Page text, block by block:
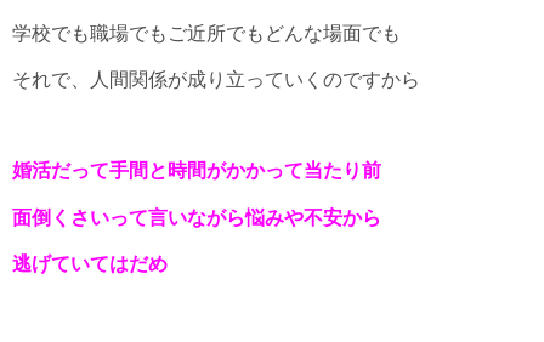
学校でも職場でもご近所でもどんな場面でも
それで、人間関係が成り立っていくのですから
婚活だって手間と時間がかかって当たり前
面倒くさいって言いながら悩みや不安から
逃げていてはだめ